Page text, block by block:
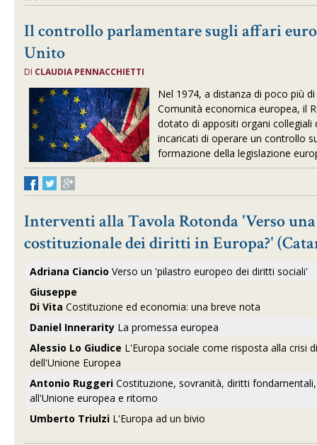
Il controllo parlamentare sugli affari
Unito
DI CLAUDIA PENNACCHIETTI
Nel 1974, a distanza di poco più
Comunità economica europea, il
dotato di appositi organi collegiali
incaricati di operare un controllo
formazione della legislazione
Interventi alla Tavola Rotonda 'Verso
costituzionale dei diritti in Europa?'
Adriana Ciancio Verso un 'pilastro europeo dei diritti sociali'
Giuseppe
Di Vita Costituzione ed economia: una breve nota
Daniel Innerarity La promessa europea
Alessio Lo Giudice L'Europa sociale come risposta alla crisi
dell'Unione Europea
Antonio Ruggeri Costituzione, sovranità, diritti
all'Unione europea e ritorno
Umberto Triulzi L'Europa ad un bivio